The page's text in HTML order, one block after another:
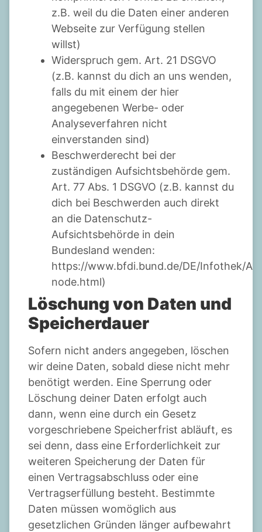
z.B. weil du die Daten einer anderen
Webseite zur Verfügung stellen
willst)
Widerspruch gem. Art. 21 DSGVO
(z.B. kannst du dich an uns wenden,
falls du mit einem der hier
angegebenen Werbe- oder
Analyseverfahren nicht
einverstanden sind)
Beschwerderecht bei der
zuständigen Aufsichtsbehörde gem.
Art. 77 Abs. 1 DSGVO (z.B. kannst du
dich bei Beschwerden auch direkt
an die Datenschutz-
Aufsichtsbehörde in dein
Bundesland wenden:
https://www.bfdi.bund.de/DE/Infothek/
node.html)
Löschung von Daten und
Speicherdauer
Sofern nicht anders angegeben, löschen
wir deine Daten, sobald diese nicht mehr
benötigt werden. Eine Sperrung oder
Löschung deiner Daten erfolgt auch
dann, wenn eine durch ein Gesetz
vorgeschriebene Speicherfrist abläuft, es
sei denn, dass eine Erforderlichkeit zur
weiteren Speicherung der Daten für
einen Vertragsabschluss oder eine
Vertragserfüllung besteht. Bestimmte
Daten müssen womöglich aus
gesetzlichen Gründen länger aufbewahrt